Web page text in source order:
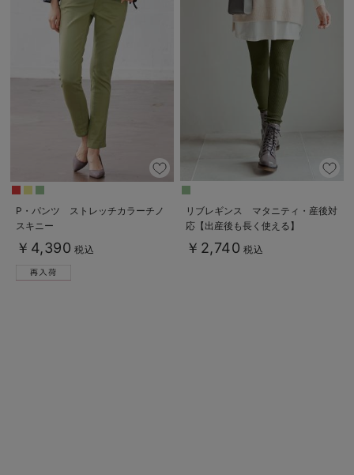
P・パンツ ストレッチカラーチノ
スキニー
￥4,390 税込
リブレギンス マタニティ・産後対
応【出産後も長く使える】
￥2,740 税込